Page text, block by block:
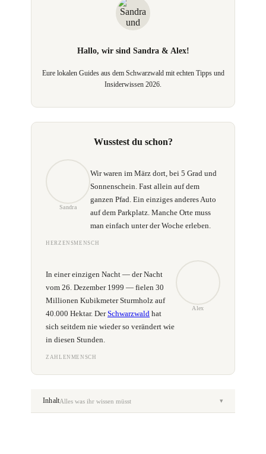
Hallo, wir sind Sandra & Alex!
Eure lokalen Guides aus dem Schwarzwald mit echten Tipps und
Insiderwissen 2026.
Wusstest du schon?
Sandra
Wir waren im März dort, bei 5 Grad und
Sonnenschein. Fast allein auf dem
ganzen Pfad. Ein einziges anderes Auto
auf dem Parkplatz. Manche Orte muss
man einfach unter der Woche erleben.
HERZENSMENSCH
In einer einzigen Nacht — der Nacht
vom 26. Dezember 1999 — fielen 30
Millionen Kubikmeter Sturmholz auf
40.000 Hektar. DerSchwarzwald hat
sich seitdem nie wieder so verändert wie
in diesen Stunden.
Alex
ZAHLENMENSCH
InhaltAlles was ihr wissen müsst ▾